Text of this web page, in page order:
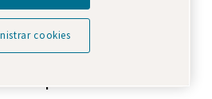
Group impulsa la
el futuro.
Group
cookies